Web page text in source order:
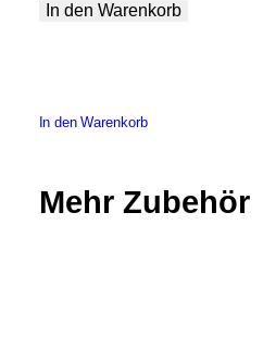
mitIn den Warenkorb
In den Warenkorb
Mehr Zubehör